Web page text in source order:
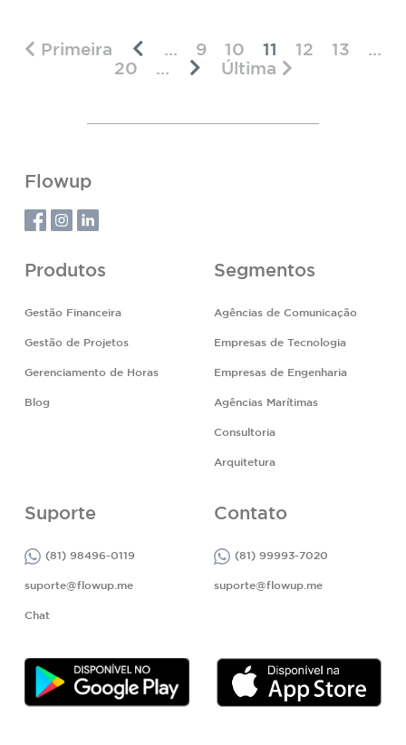
Primeira ... 9 10 11 12 13
...
20
... Última
Flowup
Produtos
Gestão Financeira
Gestão de Projetos
Gerenciamento de Horas
Blog
Segmentos
Agências de Comunicação
Empresas de Tecnologia
Empresas de Engenharia
Agências Marítimas
Consultoria
Arquitetura
Suporte
(81) 98496-0119
suporte@flowup.me
Chat
Contato
(81) 99993-7020
suporte@flowup.me